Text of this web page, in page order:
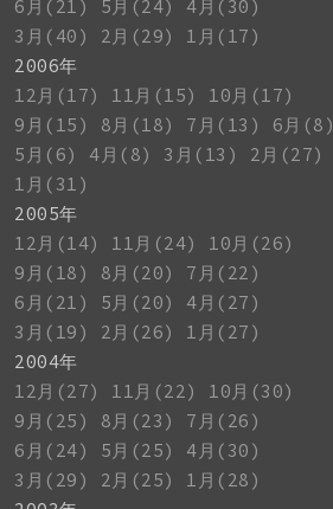
6月(21)
5月(24)
4月(30)
3月(40)
2月(29)
1月(17)
2006年
12月(17)
11月(15)
10月(17)
9月(15)
8月(18) 7月(13)
6月(8)
5月(6)
4月(8) 3月(13)
2月(27)
1月(31)
2005年
12月(14)
11月(24)
10月(26)
9月(18)
8月(20)
7月(22)
6月(21)
5月(20)
4月(27)
3月(19)
2月(26)
1月(27)
2004年
12月(27)
11月(22)
10月(30)
9月(25)
8月(23)
7月(26)
6月(24)
5月(25)
4月(30)
3月(29)
2月(25)
1月(28)